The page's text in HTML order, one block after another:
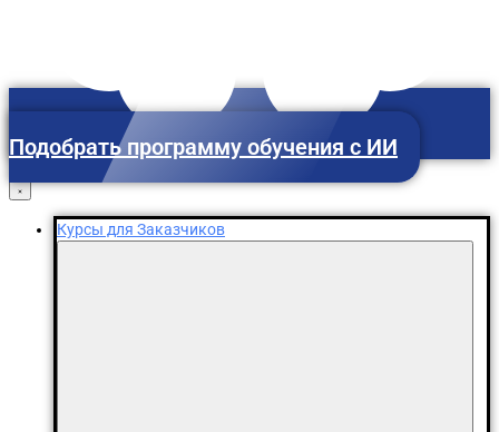
Санкт-Петербург
Подобрать программу обучения с ИИ
Курсы для Заказчиков